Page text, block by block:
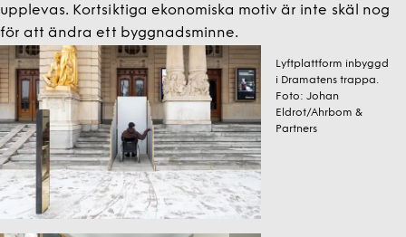
upplevas. Kortsiktiga ekonomiska motiv är inte skäl nog
för att ändra ett byggnadsminne.
Lyftplattform inbyggd
i Dramatens trappa.
Foto: Johan
Eldrot/Ahrbom &
Partners